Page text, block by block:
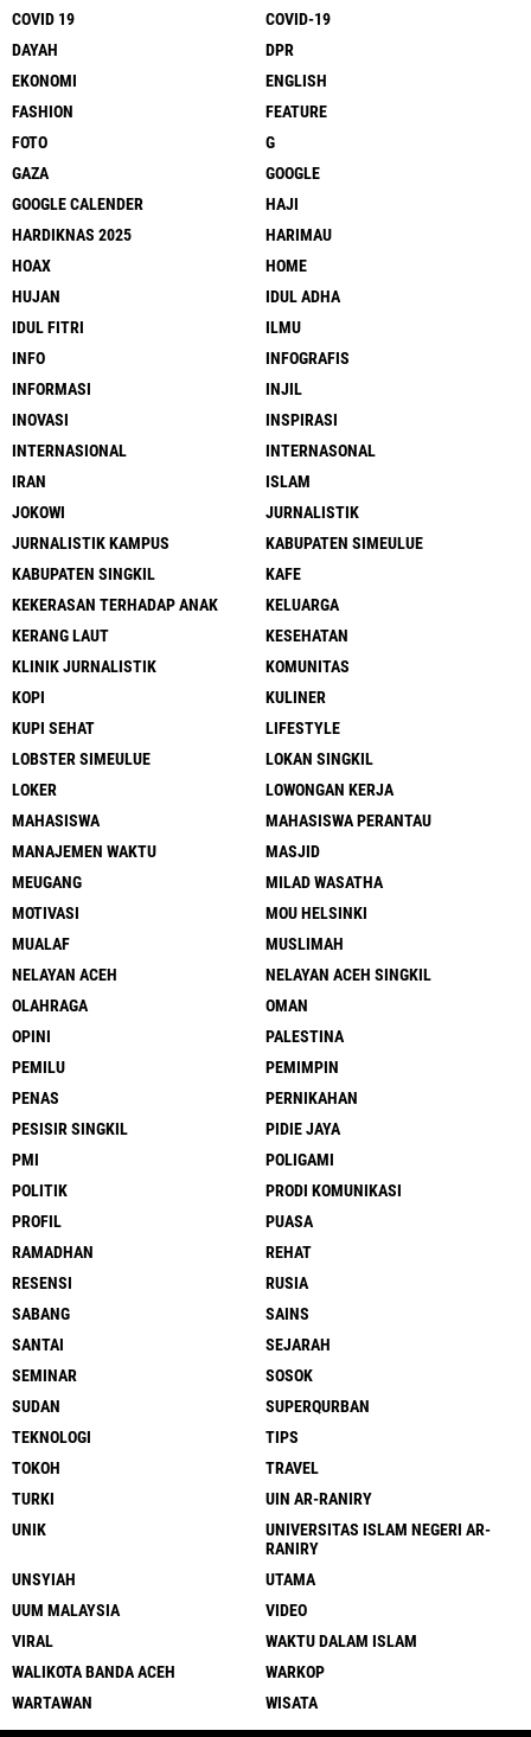
COVID 19
COVID-19
DAYAH
DPR
EKONOMI
ENGLISH
FASHION
FEATURE
FOTO
G
GAZA
GOOGLE
GOOGLE CALENDER
HAJI
HARDIKNAS 2025
HARIMAU
HOAX
HOME
HUJAN
IDUL ADHA
IDUL FITRI
ILMU
INFO
INFOGRAFIS
INFORMASI
INJIL
INOVASI
INSPIRASI
INTERNASIONAL
INTERNASONAL
IRAN
ISLAM
JOKOWI
JURNALISTIK
JURNALISTIK KAMPUS
KABUPATEN SIMEULUE
KABUPATEN SINGKIL
KAFE
KEKERASAN TERHADAP ANAK
KELUARGA
KERANG LAUT
KESEHATAN
KLINIK JURNALISTIK
KOMUNITAS
KOPI
KULINER
KUPI SEHAT
LIFESTYLE
LOBSTER SIMEULUE
LOKAN SINGKIL
LOKER
LOWONGAN KERJA
MAHASISWA
MAHASISWA PERANTAU
MANAJEMEN WAKTU
MASJID
MEUGANG
MILAD WASATHA
MOTIVASI
MOU HELSINKI
MUALAF
MUSLIMAH
NELAYAN ACEH
NELAYAN ACEH SINGKIL
OLAHRAGA
OMAN
OPINI
PALESTINA
PEMILU
PEMIMPIN
PENAS
PERNIKAHAN
PESISIR SINGKIL
PIDIE JAYA
PMI
POLIGAMI
POLITIK
PRODI KOMUNIKASI
PROFIL
PUASA
RAMADHAN
REHAT
RESENSI
RUSIA
SABANG
SAINS
SANTAI
SEJARAH
SEMINAR
SOSOK
SUDAN
SUPERQURBAN
TEKNOLOGI
TIPS
TOKOH
TRAVEL
TURKI
UIN AR-RANIRY
UNIK
UNIVERSITAS ISLAM NEGERI AR-
RANIRY
UNSYIAH
UTAMA
UUM MALAYSIA
VIDEO
VIRAL
WAKTU DALAM ISLAM
WALIKOTA BANDA ACEH
WARKOP
WARTAWAN
WISATA